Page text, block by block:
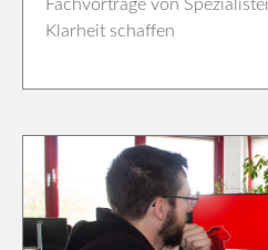
Fachvorträge von
Klarheit schaffen